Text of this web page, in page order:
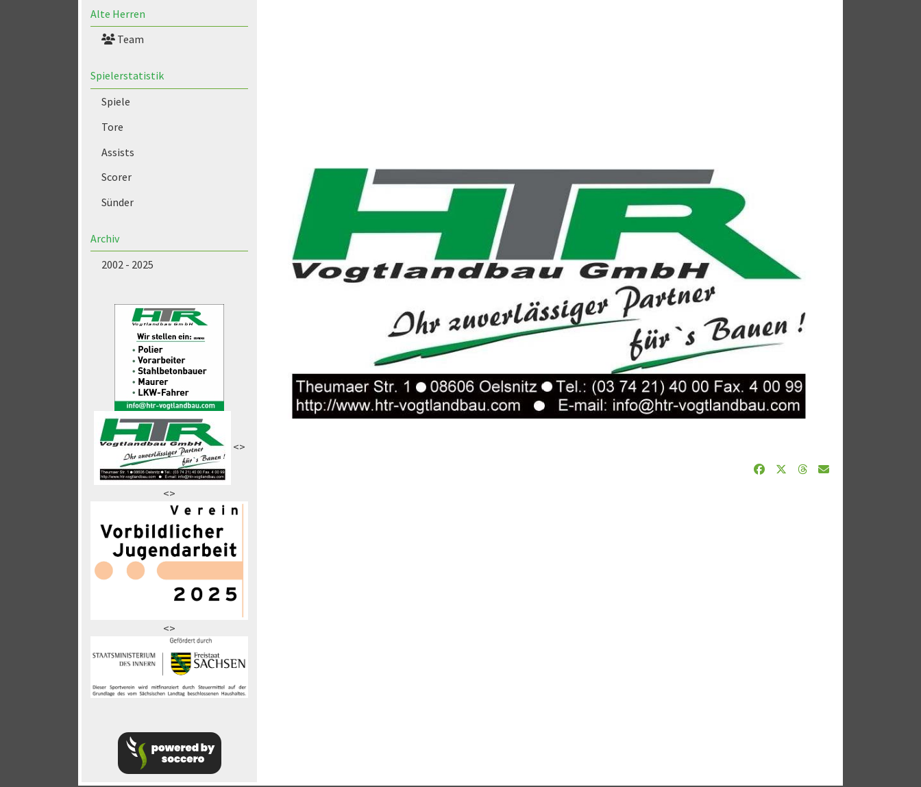
Alte Herren
Team
Spielerstatistik
Spiele
Tore
Assists
Scorer
Sünder
Archiv
2002 - 2025
<>
<>
<>